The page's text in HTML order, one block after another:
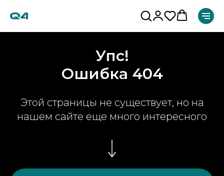
Упс!
Ошибка 404
Этой страницы не существует, но на
нашем сайте еще много интересного